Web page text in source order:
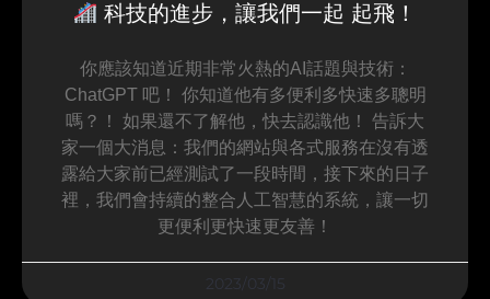
科技的進步，讓我們一起 起飛！
你應該知道近期非常火熱的AI話題與技術：
ChatGPT 吧！ 你知道他有多便利多快速多聰明
嗎？！ 如果還不了解他，快去認識他！ 告訴大
家一個大消息：我們的網站與各式服務在沒有透
露給大家前已經測試了一段時間，接下來的日子
裡，我們會持續的整合人工智慧的系統，讓一切
更便利更快速更友善！
2023/03/15